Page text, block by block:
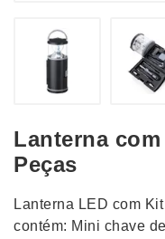
Lanterna
Peças
Lanterna LED com
contém: Mini chave